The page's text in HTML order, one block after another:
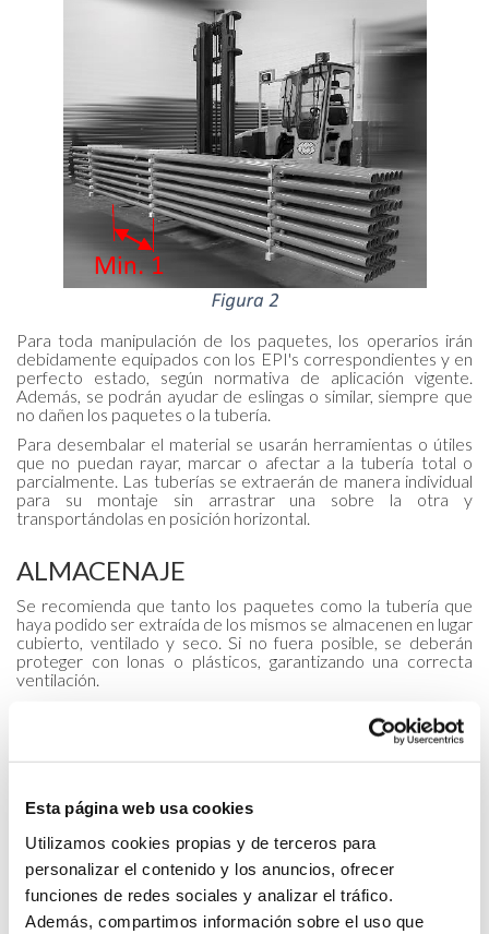
Esta página web usa cookies
Utilizamos cookies propias y de terceros para
personalizar el contenido y los anuncios, ofrecer
funciones de redes sociales y analizar el tráfico.
Además, compartimos información sobre el uso que
Para toda manipulación de los paquetes, los operarios irán
debidamente equipados con los EPI's correspondientes y en
perfecto estado, según normativa de aplicación vigente.
Además, se podrán ayudar de eslingas o similar, siempre que
no dañen los paquetes o la tubería.
Para desembalar el material se usarán herramientas o útiles
que no puedan rayar, marcar o afectar a la tubería total o
parcialmente. Las tuberías se extraerán de manera individual
para su montaje sin arrastrar una sobre la otra y
transportándolas en posición horizontal.
ALMACENAJE
Se recomienda que tanto los paquetes como la tubería que
haya podido ser extraída de los mismos se almacenen en lugar
cubierto, ventilado y seco. Si no fuera posible, se deberán
proteger con lonas o plásticos, garantizando una correcta
ventilación.
que se puedan dañar estos o la tubería que contienen.
Igualmente, la tubería que haya sido extraída de los paquetes
nunca se apoyará directamente sobre el terreno y se
para no dañar el material.
superficie plana y estable.
No se podrá apilar nunca más de tres alturas de paquetes,
evitando en lo posible el almacenamiento prolongado de
paquetes apilados. Se recomienda la instalación de la tubería